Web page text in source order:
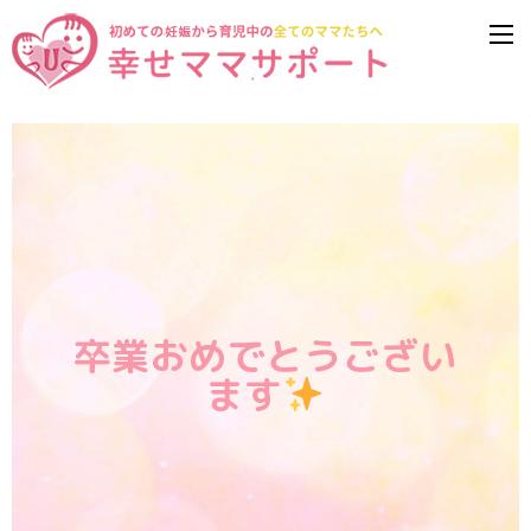
卒業おめでとうござい
ます